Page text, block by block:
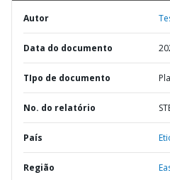
Autor
Data do documento
TIpo de documento
No. do relatório
País
Região